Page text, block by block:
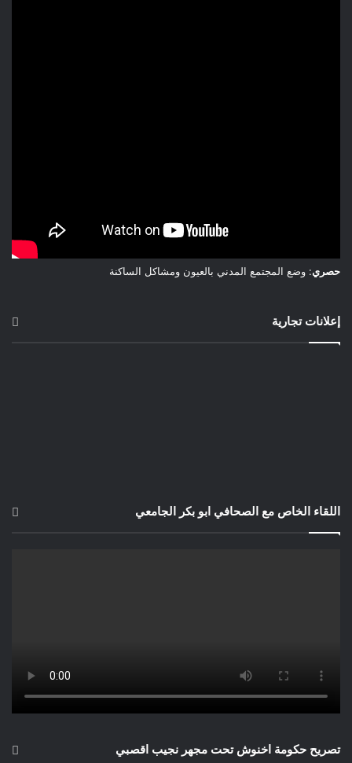
حصري: وضع المجتمع المدني بالعيون ومشاكل الساكنة
إعلانات تجارية
اللقاء الخاص مع الصحافي ابو بكر الجامعي
تصريح حكومة اخنوش تحت مجهر نجيب اقصبي